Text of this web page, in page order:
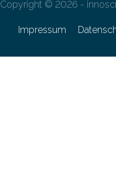
Copyright © 2026 -
Impressum